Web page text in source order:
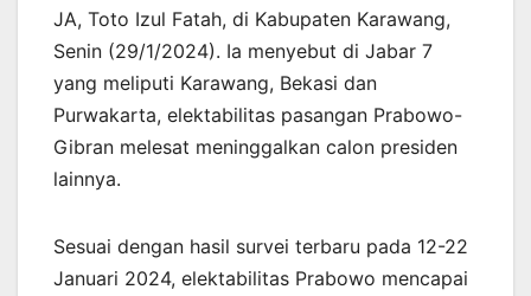
JA, Toto Izul Fatah, di Kabupaten Karawang,
Senin (29/1/2024). Ia menyebut di Jabar 7
yang meliputi Karawang, Bekasi dan
Purwakarta, elektabilitas pasangan Prabowo-
Gibran melesat meninggalkan calon presiden
lainnya.
Sesuai dengan hasil survei terbaru pada 12-22
Januari 2024, elektabilitas Prabowo mencapai